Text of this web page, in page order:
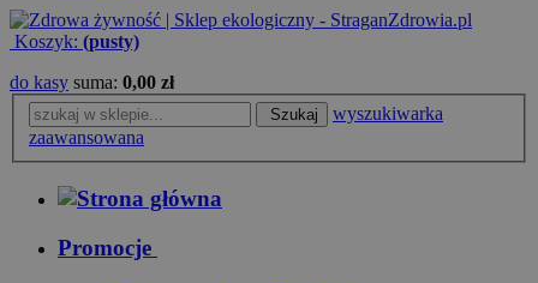
Koszyk: (pusty)
do kasy suma: 0,00 zł
Szukaj
wyszukiwarka
zaawansowana
Promocje